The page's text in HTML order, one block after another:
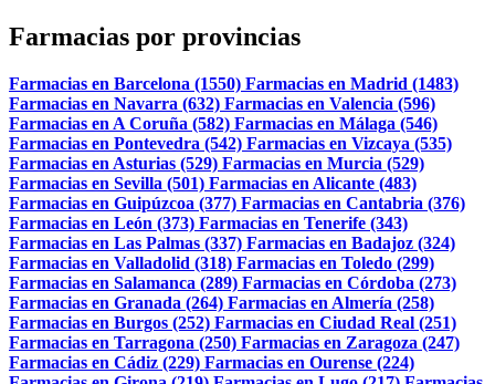
Farmacias por provincias
Farmacias en Barcelona (1550) Farmacias en Madrid (1483)
Farmacias en Navarra (632) Farmacias en Valencia (596)
Farmacias en A Coruña (582) Farmacias en Málaga (546)
Farmacias en Pontevedra (542) Farmacias en Vizcaya (535)
Farmacias en Asturias (529) Farmacias en Murcia (529)
Farmacias en Sevilla (501) Farmacias en Alicante (483)
Farmacias en Guipúzcoa (377) Farmacias en Cantabria (376)
Farmacias en León (373) Farmacias en Tenerife (343)
Farmacias en Las Palmas (337) Farmacias en Badajoz (324)
Farmacias en Valladolid (318) Farmacias en Toledo (299)
Farmacias en Salamanca (289) Farmacias en Córdoba (273)
Farmacias en Granada (264) Farmacias en Almería (258)
Farmacias en Burgos (252) Farmacias en Ciudad Real (251)
Farmacias en Tarragona (250) Farmacias en Zaragoza (247)
Farmacias en Cádiz (229) Farmacias en Ourense (224)